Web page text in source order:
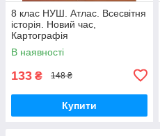
8 клас НУШ. Атлас. Всесвітня
історія. Новий час,
Картографія
В наявності
133 ₴ 148 ₴
Купити